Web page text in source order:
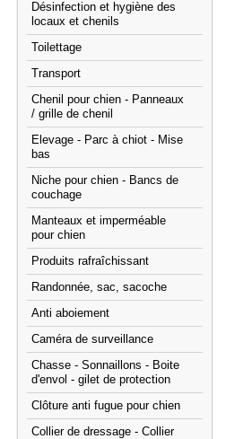
Désinfection et hygiène des
locaux et chenils
Toilettage
Transport
Chenil pour chien - Panneaux
/ grille de chenil
Elevage - Parc à chiot - Mise
bas
Niche pour chien - Bancs de
couchage
Manteaux et imperméable
pour chien
Produits rafraîchissant
Randonnée, sac, sacoche
Anti aboiement
Caméra de surveillance
Chasse - Sonnaillons - Boite
d'envol - gilet de protection
Clôture anti fugue pour chien
Collier de dressage - Collier